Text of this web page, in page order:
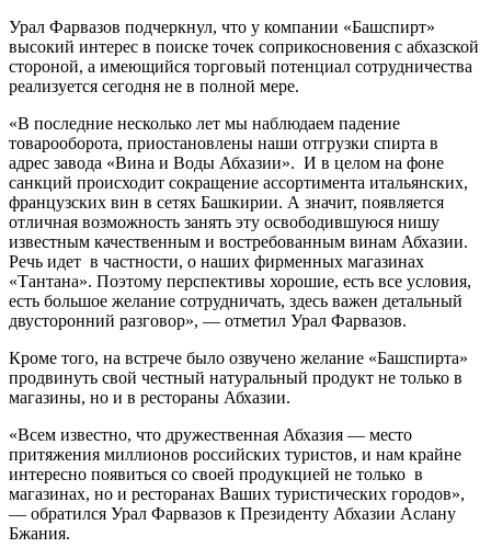
Урал Фарвазов подчеркнул, что у компании «Башспирт»
высокий интерес в поиске точек соприкосновения с абхазской
стороной, а имеющийся торговый потенциал сотрудничества
реализуется сегодня не в полной мере.
«В последние несколько лет мы наблюдаем падение
товарооборота, приостановлены наши отгрузки спирта в
адрес завода «Вина и Воды Абхазии». И в целом на фоне
санкций происходит сокращение ассортимента итальянских,
французских вин в сетях Башкирии. А значит, появляется
отличная возможность занять эту освободившуюся нишу
известным качественным и востребованным винам Абхазии.
Речь идет в частности, о наших фирменных магазинах
«Тантана». Поэтому перспективы хорошие, есть все условия,
есть большое желание сотрудничать, здесь важен детальный
двусторонний разговор», — отметил Урал Фарвазов.
Кроме того, на встрече было озвучено желание «Башспирта»
продвинуть свой честный натуральный продукт не только в
магазины, но и в рестораны Абхазии.
«Всем известно, что дружественная Абхазия — место
притяжения миллионов российских туристов, и нам крайне
интересно появиться со своей продукцией не только в
магазинах, но и ресторанах Ваших туристических городов»,
— обратился Урал Фарвазов к Президенту Абхазии Аслану
Бжания.